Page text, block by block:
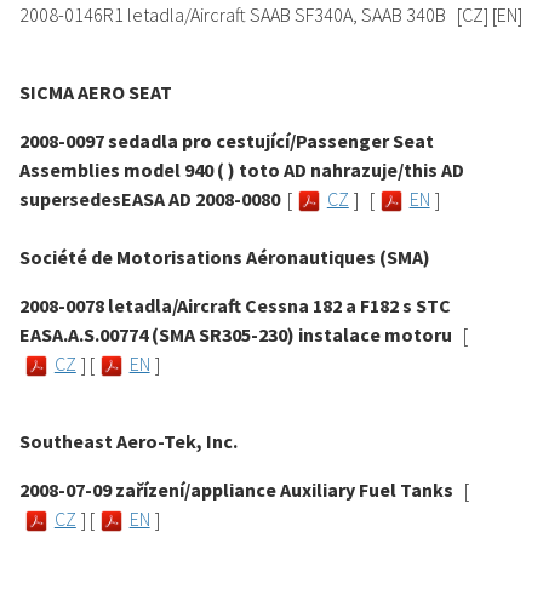
2008-0146R1 letadla/Aircraft SAAB SF340A, SAAB 340B [CZ] [EN]
SICMA AERO SEAT
2008-0097 sedadla pro cestující/Passenger Seat
Assemblies model 940 ( ) toto AD nahrazuje/this AD
supersedesEASA AD 2008-0080 [ CZ ] [ EN ]
Société de Motorisations Aéronautiques (SMA)
2008-0078 letadla/Aircraft Cessna 182 a F182 s STC
EASA.A.S.00774 (SMA SR305-230) instalace motoru [
CZ ] [ EN ]
Southeast Aero-Tek, Inc.
2008-07-09 zařízení/appliance Auxiliary Fuel Tanks [
CZ ] [ EN ]